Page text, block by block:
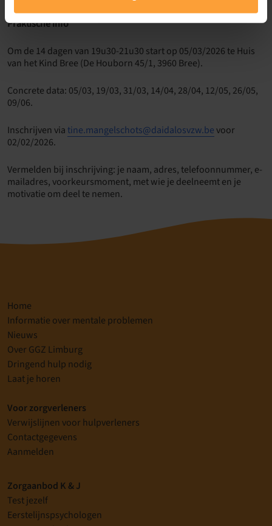
Praktische info
Om de 14 dagen van 19u30-21u30 start op 05/03/2026 te Huis
van het Kind Bree (De Houborn 45/1, 3960 Bree).
Concrete data: 05/03, 19/03, 31/03, 14/04, 28/04, 12/05, 26/05,
09/06.
Inschrijven via tine.mangelschots@daidalosvzw.bevoor
02/02/2026.
Vermelden bij inschrijving: je naam, adres, telefoonnummer, e-
mailadres, voorkeursmoment, met wie je deelneemt en je
motivatie om deel te nemen.
Home
Informatie over mentale problemen
Nieuws
Over GGZ Limburg
Dringend hulp nodig
Laat je horen
Voor zorgverleners
Verwijslijnen voor hulpverleners
Contactgegevens
Aanmelden
Zorgaanbod K & J
Test jezelf
Eerstelijnspsychologen